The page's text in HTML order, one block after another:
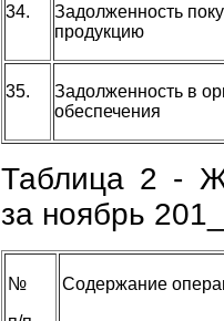
34.
Задолженность
продукцию
35.
Задолженность в
обеспечения
Таблица 2 -
за ноябрь 201_
№
Содержание